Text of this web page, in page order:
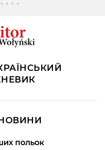
польок